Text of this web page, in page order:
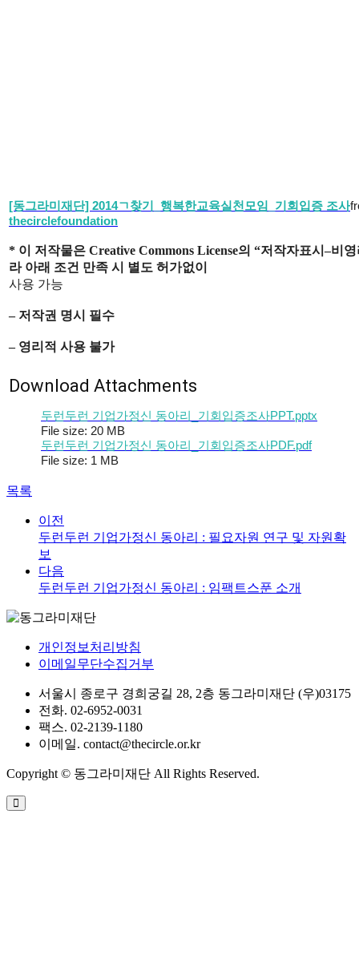
[동그라미재단] 2014ㄱ찾기_행복한교육실천모임_기회입증 조사
thecirclefoundation
* 이 저작물은 Creative Commons License의 “저작자표시–비
라 아래 조건 만족 시 별도 허가없이
사용 가능
– 저작권 명시 필수
– 영리적 사용 불가
Download Attachments
두런두런 기업가정신 동아리_기회입증조사PPT.pptx
File size: 20 MB
두런두런 기업가정신 동아리_기회입증조사PDF.pdf
File size: 1 MB
목록
이전
두런두런 기업가정신 동아리 : 필요자원 연구 및 자원확
보
다음
두런두런 기업가정신 동아리 : 임팩트스푼 소개
개인정보처리방침
이메일무단수집거부
서울시 종로구 경희궁길 28, 2층 동그라미재단 (우)03175
전화. 02-6952-0031
팩스. 02-2139-1180
이메일. contact@thecircle.or.kr
Copyright © 동그라미재단 All Rights Reserved.